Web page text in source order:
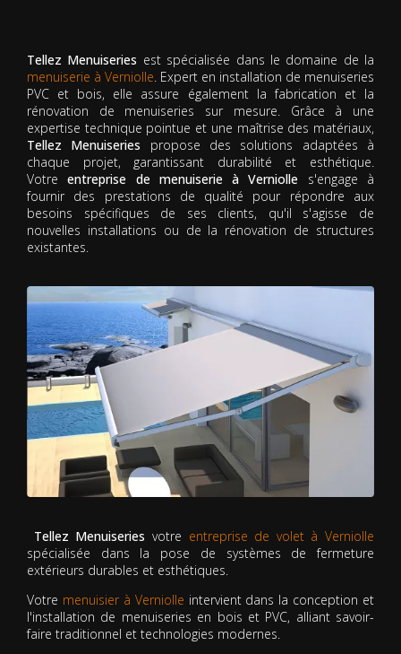
Tellez Menuiseries est spécialisée dans le domaine de la
menuiserie à Verniolle. Expert en installation de menuiseries
PVC et bois, elle assure également la fabrication et la
rénovation de menuiseries sur mesure. Grâce à une
expertise technique pointue et une maîtrise des matériaux,
Tellez Menuiseries propose des solutions adaptées à
chaque projet, garantissant durabilité et esthétique.
Votreentreprise de menuiserie à Verniolle s'engage à
fournir des prestations de qualité pour répondre aux
besoins spécifiques de ses clients, qu'il s'agisse de
nouvelles installations ou de la rénovation de structures
existantes.
Tellez Menuiseries votre entreprise de volet à Verniolle
spécialisée dans la pose de systèmes de fermeture
extérieurs durables et esthétiques.
Votre menuisier à Verniolle intervient dans la conception et
l'installation de menuiseries en bois et PVC, alliant savoir-
faire traditionnel et technologies modernes.